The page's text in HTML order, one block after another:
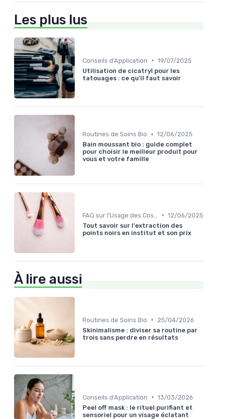
Les plus lus
Conseils d'Application • 19/07/2025
Utilisation de cicatryl pour les
tatouages : ce qu'il faut savoir
Routines de Soins Bio • 12/06/2025
Bain moussant bio : guide complet
pour choisir le meilleur produit pour
vous et votre famille
• 12/06/2025
Tout savoir sur l'extraction des
points noirs en institut et son prix
À lire aussi
Routines de Soins Bio •
25/04/2026
Skinimalisme : diviser sa routine par
trois sans perdre en résultats
Conseils d'Application • 13/03/2026
Peel off mask : le rituel purifiant et
sensoriel pour un visage éclatant